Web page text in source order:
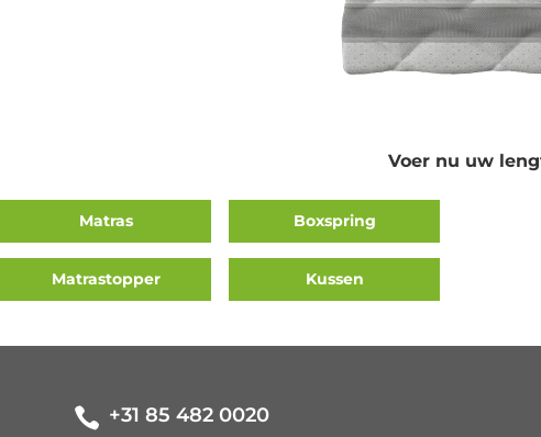
Voer nu uw
Matras Boxspring
Matrastopper Kussen
 +31 85 482 0020